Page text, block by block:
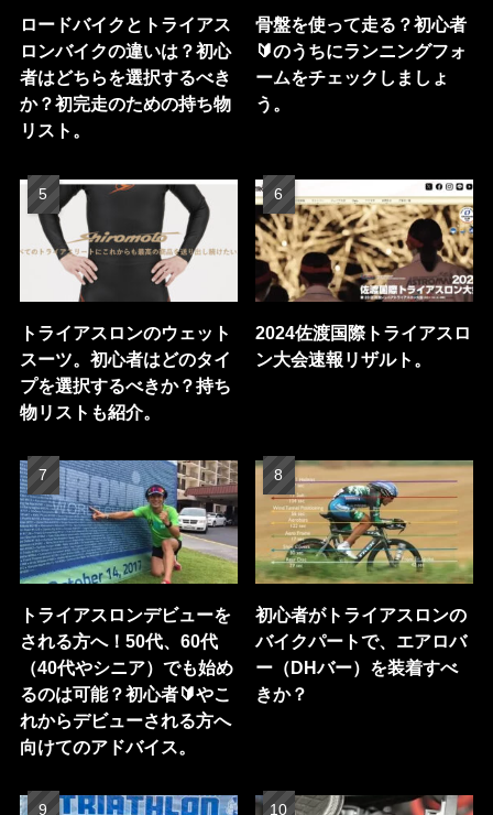
ロードバイクとトライアス
ロンバイクの違いは？初心
者はどちらを選択するべき
か？初完走のための持ち物
リスト。
骨盤を使って走る？初心者
🔰のうちにランニングフォ
ームをチェックしましょ
う。
トライアスロンのウェット
スーツ。初心者はどのタイ
プを選択するべきか？持ち
物リストも紹介。
2024佐渡国際トライアスロ
ン大会速報リザルト。
トライアスロンデビューを
される方へ！50代、60代
（40代やシニア）でも始め
るのは可能？初心者🔰やこ
れからデビューされる方へ
向けてのアドバイス。
初心者がトライアスロンの
バイクパートで、エアロバ
ー（DHバー）を装着すべ
きか？